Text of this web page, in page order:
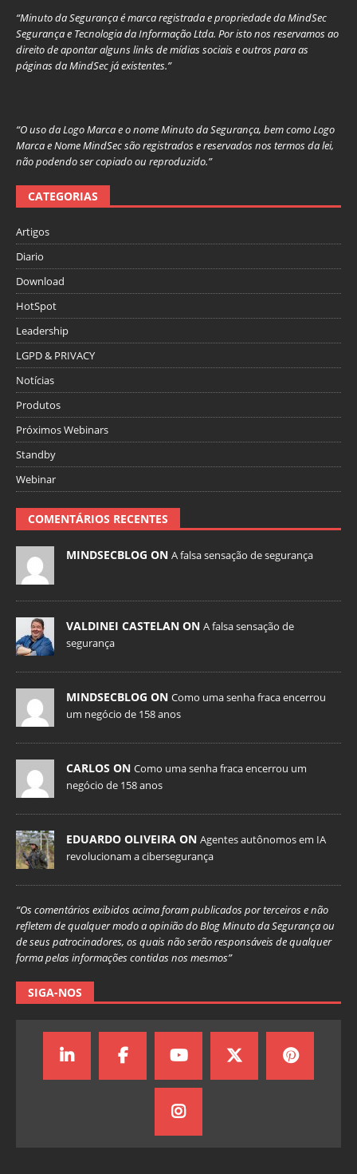
“Minuto da Segurança é marca registrada e propriedade da MindSec
Segurança e Tecnologia da Informação Ltda. Por isto nos reservamos ao
direito de apontar alguns links de mídias sociais e outros para as
páginas da MindSec já existentes.”
“O uso da Logo Marca e o nome Minuto da Segurança, bem como Logo
Marca e Nome MindSec são registrados e reservados nos termos da lei,
não podendo ser copiado ou reproduzido.”
CATEGORIAS
Artigos
Diario
Download
HotSpot
Leadership
LGPD & PRIVACY
Notícias
Produtos
Próximos Webinars
Standby
Webinar
COMENTÁRIOS RECENTES
MINDSECBLOG ON A falsa sensação de segurança
VALDINEI CASTELAN ON A falsa sensação de
segurança
MINDSECBLOG ON Como uma senha fraca encerrou
um negócio de 158 anos
CARLOS ON Como uma senha fraca encerrou um
negócio de 158 anos
EDUARDO OLIVEIRA ON Agentes autônomos em IA
revolucionam a cibersegurança
“Os comentários exibidos acima foram publicados por terceiros e não
refletem de qualquer modo a opinião do Blog Minuto da Segurança ou
de seus patrocinadores, os quais não serão responsáveis de qualquer
forma pelas informações contidas nos mesmos”
SIGA-NOS